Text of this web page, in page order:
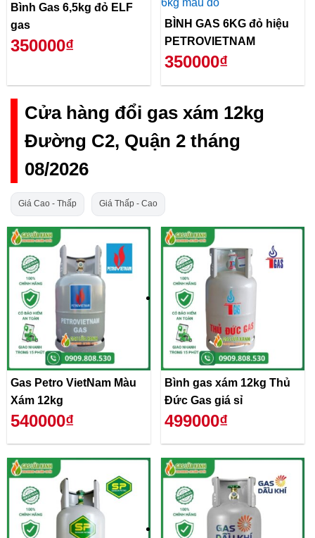
Bình Gas 6,5kg đỏ ELF
gas
350000₫
BÌNH GAS 6KG đỏ hiệu
PETROVIETNAM
350000₫
Cửa hàng đổi gas xám 12kg
Đường C2, Quận 2 tháng
08/2026
Giá Cao - Thấp Giá Thấp - Cao
Gas Petro VietNam Màu
Xám 12kg
540000₫
Bình gas xám 12kg Thủ
Đức Gas giá sỉ
499000₫